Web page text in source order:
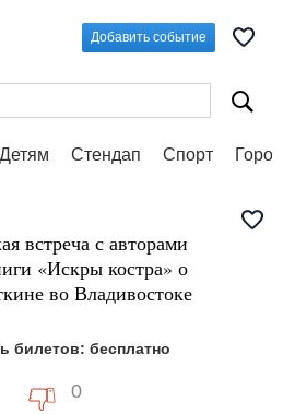
Добавить событие
Детям Стендап Спорт
встреча с авторами
«Искры костра» о
во Владивостоке
билетов: бесплатно
0